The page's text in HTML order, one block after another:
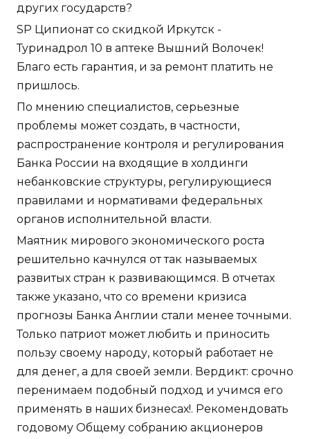
других государств?
SP Ципионат со скидкой Иркутск -
Туринадрол 10 в аптеке Вышний Волочек!
Благо есть гарантия, и за ремонт платить не
пришлось.
По мнению специалистов, серьезные
проблемы может создать, в частности,
распространение контроля и регулирования
Банка России на входящие в холдинги
небанковские структуры, регулирующиеся
правилами и нормативами федеральных
органов исполнительной власти.
Маятник мирового экономического роста
решительно качнулся от так называемых
развитых стран к развивающимся. В отчетах
также указано, что со времени кризиса
прогнозы Банка Англии стали менее точными.
Только патриот может любить и приносить
пользу своему народу, который работает не
для денег, а для своей земли. Вердикт: срочно
перенимаем подобный подход и учимся его
применять в наших бизнесах!. Рекомендовать
годовому Общему собранию акционеров